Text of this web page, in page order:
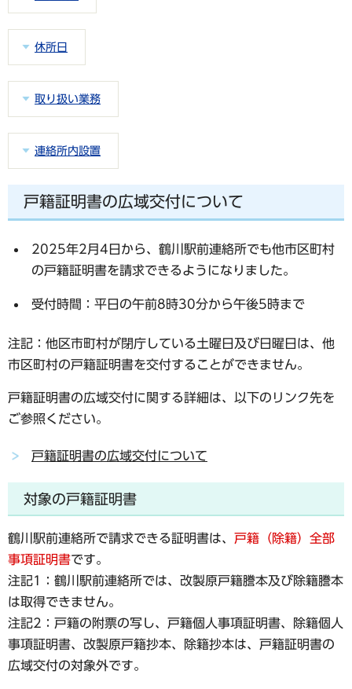
休所日
取り扱い業務
連絡所内設置
戸籍証明書の広域交付について
2025年2月4日から、鶴川駅前連絡所でも他市区町村
の戸籍証明書を請求できるようになりました。
受付時間：平日の午前8時30分から午後5時まで
注記：他区市町村が閉庁している土曜日及び日曜日は、他
市区町村の戸籍証明書を交付することができません。
戸籍証明書の広域交付に関する詳細は、以下のリンク先を
ご参照ください。
戸籍証明書の広域交付について
対象の戸籍証明書
鶴川駅前連絡所で請求できる証明書は、 戸籍（除籍）全部
事項証明書です。
注記1：鶴川駅前連絡所では、改製原戸籍謄本及び除籍謄本
は取得できません。
注記2：戸籍の附票の写し、戸籍個人事項証明書、除籍個人
事項証明書、改製原戸籍抄本、除籍抄本は、戸籍証明書の
広域交付の対象外です。